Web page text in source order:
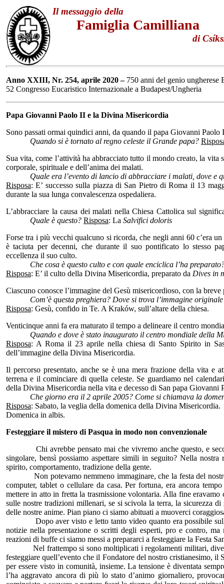
Il messaggio della
Famiglia Camilliana
di
Anno XXIII, Nr. 254, aprile 2020 –750 anni del genio ungherese
52 Congresso Eucaristico Internazionale a Budapest/Ungheria
Papa Giovanni Paolo II e la Divina Misericordia
Sono passati ormai quindici anni, da quando il papa Giovanni Paolo
Quando si è tornato al regno celeste il Grande papa?
Sua vita, come l’attività ha abbracciato tutto il mondo creato, la
corporale, spirituale e dell’anima dei malati.
Quale era l’evento di lancio di abbracciare i malati, dove e
Risposa: E’ successo sulla piazza di San Pietro di Roma il 13
durante la sua lunga convalescenza ospedaliera.
L’abbracciare la causa dei malati nella Chiesa Cattolica sul
Quale è questo? Risposa: La Salvifici doloris
Forse tra i più vecchi qualcuno si ricorda, che negli anni 60 c’era
è taciuta per decenni, che durante il suo pontificato lo stesso
eccellenza il suo culto.
Che cosa è questo culto e con quale enciclica l’ha
Risposa: E’ il culto della Divina Misericordia, preparato da Dives in
Ciascuno conosce l’immagine del Gesù misericordioso, con la breve
Com’è questa preghiera? Dove si trova l’immagine
Risposa: Gesù, confido in Te. A Kraków, sull’altare della chiesa.
Venticinque anni fa era maturato il tempo a delineare il centro
Quando e dove è stato inaugurato il centro mondiale della
Risposa: A Roma il 23 aprile nella chiesa di Santo Spirito in
dell’immagine della Divina Misericordia.
Il percorso presentato, anche se è una mera frazione della vita
terrena e il cominciare di quella celeste. Se guardiamo nel
della Divina Misericordia nella vita e decesso di San papa Giovanni
Che giorno era il 2 aprile 2005? Come si chiamava la
Risposa: Sabato, la veglia della domenica della Divina Misericordia.
Domenica in albis.
Festeggiare il mistero di Pasqua in modo non convenzionale
Chi avrebbe pensato mai che vivremo anche questo, e
singolare, bensì possiamo aspettare simili in seguito? Nella
spirito, comportamento, tradizione della gente.
Non potevamo nemmeno immaginare, che la festa del nostro
computer, tablet o cellulare da casa. Per fortuna, era ancora
mettere in atto in fretta la trasmissione volontaria. Alla fine
sulle nostre tradizioni millenari, se si scivola la terra, la sicurezza
delle nostre anime. Pian piano ci siamo abituati a muoverci
Dopo aver visto e letto tanto video quanto era possibile sulla
notizie nella presentazione o scritti degli esperti, pro e contro,
reazioni di buffe ci siamo messi a prepararci a festeggiare la Festa
Nel frattempo si sono moltiplicati i regolamenti militari,
festeggiare quell’evento che il Fondatore del nostro cristianesimo,
per essere visto in comunità, insieme. La tensione è diventata
l’ha aggravato ancora di più lo stato d’animo giornaliero,